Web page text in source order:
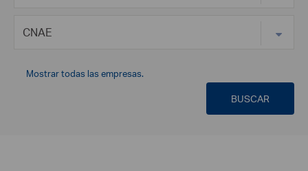
Mostrar todas las empresas.
BUSCAR